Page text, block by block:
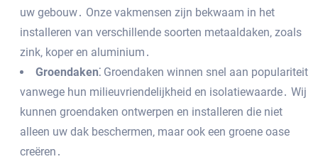
uw gebouw․ Onze vakmensen zijn bekwaam in het
installeren van verschillende soorten metaaldaken‚ zoals
zink‚ koper en aluminium․
Groendaken⁚ Groendaken winnen snel aan populariteit
vanwege hun milieuvriendelijkheid en isolatiewaarde․ Wij
kunnen groendaken ontwerpen en installeren die niet
alleen uw dak beschermen‚ maar ook een groene oase
creëren․